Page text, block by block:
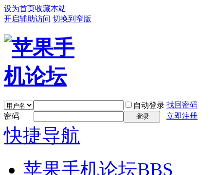
设为首页收藏本站
开启辅助访问 切换到窄版
自动登录 找回密码
密码
登录 立即注册
快捷导航
苹果手机论坛BBS